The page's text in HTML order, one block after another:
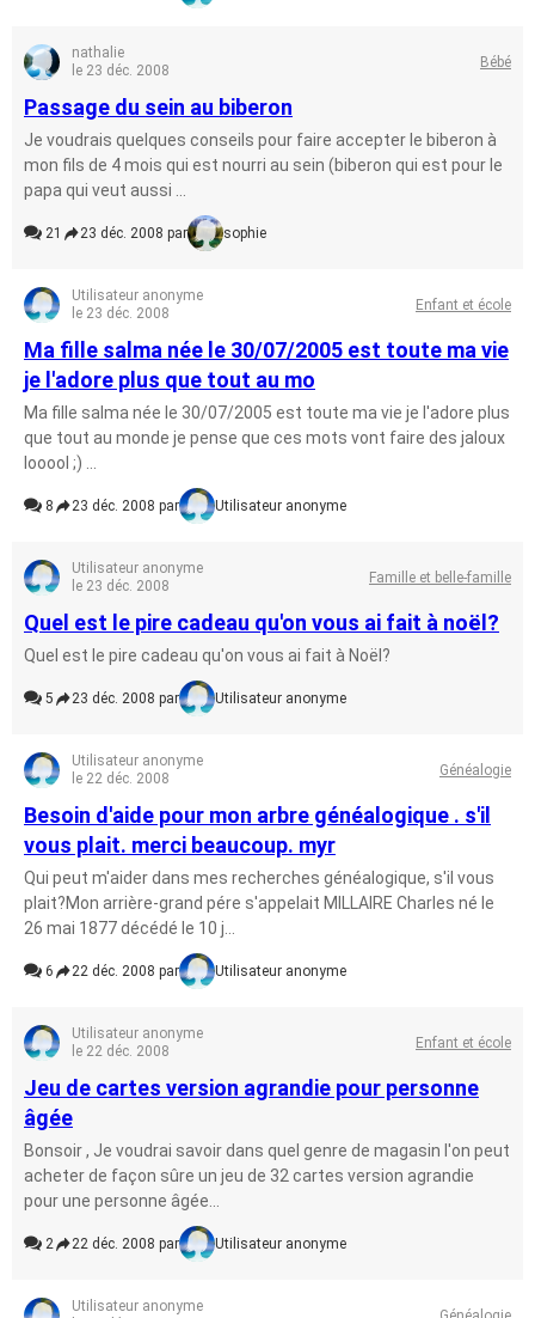
nathalie
le 23 déc. 2008
Bébé
Passage du sein au biberon
Je voudrais quelques conseils pour faire accepter le biberon à
mon fils de 4 mois qui est nourri au sein (biberon qui est pour le
papa qui veut aussi ...
21 23 déc. 2008 par sophie
Utilisateur anonyme
le 23 déc. 2008
Enfant et école
Ma fille salma née le 30/07/2005 est toute ma vie
je l'adore plus que tout au mo
Ma fille salma née le 30/07/2005 est toute ma vie je l'adore plus
que tout au monde je pense que ces mots vont faire des jaloux
looool ;) ...
8 23 déc. 2008 par Utilisateur anonyme
Utilisateur anonyme
le 23 déc. 2008
Famille et belle-famille
Quel est le pire cadeau qu'on vous ai fait à noël?
Quel est le pire cadeau qu'on vous ai fait à Noël?
5 23 déc. 2008 par Utilisateur anonyme
Utilisateur anonyme
le 22 déc. 2008
Généalogie
Besoin d'aide pour mon arbre généalogique . s'il
vous plait. merci beaucoup. myr
Qui peut m'aider dans mes recherches généalogique, s'il vous
plait?Mon arrière-grand pére s'appelait MILLAIRE Charles né le
26 mai 1877 décédé le 10 j...
6 22 déc. 2008 par Utilisateur anonyme
Utilisateur anonyme
le 22 déc. 2008
Enfant et école
Jeu de cartes version agrandie pour personne
âgée
Bonsoir , Je voudrai savoir dans quel genre de magasin l'on peut
acheter de façon sûre un jeu de 32 cartes version agrandie
pour une personne âgée...
2 22 déc. 2008 par Utilisateur anonyme
Utilisateur anonyme